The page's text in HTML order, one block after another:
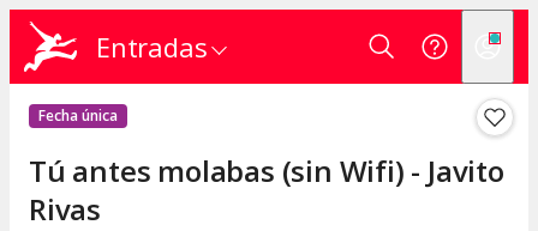
Entradas
Fecha única
Tú antes molabas (sin Wifi) - Javito
Rivas